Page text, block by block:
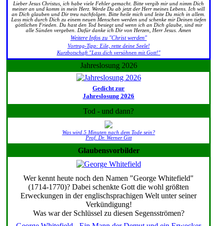
Lieber Jesus Christus, ich habe viele Fehler gemacht. Bitte vergib mir und nimm Dich
meiner an und komm in mein Herz. Werde Du ab jetzt der Herr meines Lebens. Ich will
an Dich glauben und Dir treu nachfolgen. Bitte heile mich und leite Du mich in allem.
Lass mich durch Dich zu einem neuen Menschen werden und schenke mir Deinen tiefen
göttlichen Frieden. Du hast den Tod besiegt und wenn ich an Dich glaube, sind mir
alle Sünden vergeben. Dafür danke ich Dir von Herzen, Herr Jesus. Amen
Weitere Infos zu "Christ werden"
Vortrag-Tipp: Eile, rette deine Seele!
Kurzbotschaft "Lass dich versöhnen mit Gott!"
Jahreslosung 2026
Gedicht zur
Jahreslosung 2026
Tod - und dann?
Was wird 5 Minuten nach dem Tode sein?
Prof. Dr. Werner Gitt
Glaubensvorbilder
Wer kennt heute noch den Namen "George Whitefield"
(1714-1770)? Dabei schenkte Gott die wohl größten
Erweckungen in der englischsprachigen Welt unter seiner
Verkündigung!
Was war der Schlüssel zu diesen Segensströmen?